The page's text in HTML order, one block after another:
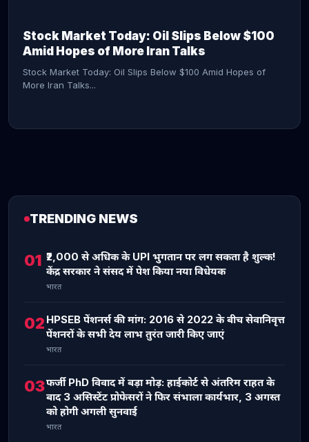
Stock Market Today: Oil Slips Below $100
Amid Hopes of More Iran Talks
Stock Market Today: Oil Slips Below $100 Amid Hopes of
More Iran Talks...
TRENDING NEWS
01 ₹2,000 से अधिक के UPI भुगतान पर लग सकता है शुल्क!
केंद्र सरकार ने संसद में पेश किया नया विधेयक
भारत
02 HPSEB पेंशनर्स की मांग: 2016 से 2022 के बीच सेवानिवृत्त
पेंशनरों के सभी देय लाभ तुरंत जारी किए जाएं
भारत
03फर्जी PhD विवाद में बड़ा मोड़: हाईकोर्ट से अंतरिम राहत के
बाद 3 असिस्टेंट प्रोफेसरों ने फिर संभाला कार्यभार, 3 अगस्त
को होगी अगली सुनवाई
भारत